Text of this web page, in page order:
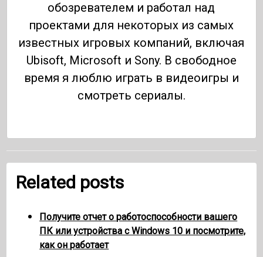
обозревателем и работал над
проектами для некоторых из самых
известных игровых компаний, включая
Ubisoft, Microsoft и Sony. В свободное
время я люблю играть в видеоигры и
смотреть сериалы.
Related posts
Получите отчет о работоспособности вашего
ПК или устройства с Windows 10 и посмотрите,
как он работает